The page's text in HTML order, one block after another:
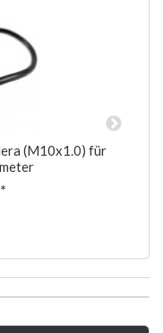
(M10x1.0) für
*